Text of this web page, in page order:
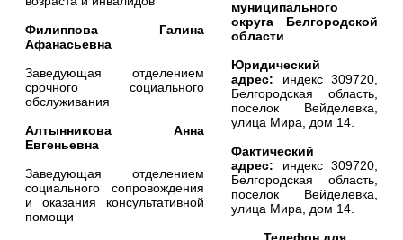
Филиппова Галина
Афанасьевна
Заведующая отделением
срочного социального
обслуживания
Алтынникова Анна
Евгеньевна
Заведующая отделением
социального сопровождения
и оказания консультативной
помощи
муниципального
округа Белгородской
области
Юридический
адрес: индекс 309720,
Белгородская область,
поселок Вейделевка,
улица Мира, дом 14.
Фактический
адрес: индекс 309720,
Белгородская область,
поселок Вейделевка,
улица Мира, дом 14.